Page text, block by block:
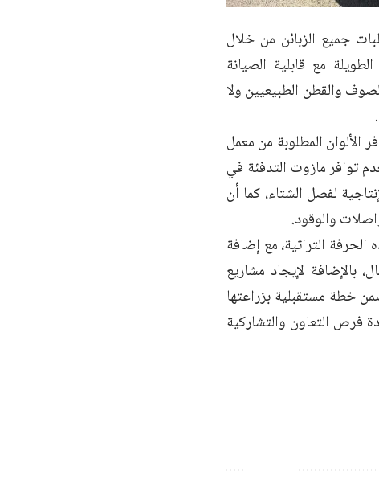
جميع الزبائن من خلال
مع قابلية الصيانة
والقطن الطبيعيين ولا
الألوان المطلوبة من معمل
توافر مازوت التدفئة في
لفصل الشتاء، كما أن
والوقود.
التراثية، مع إضافة
لإيجاد مشاريع
خطة مستقبلية بزراعتها
فرص التعاون والتشاركية